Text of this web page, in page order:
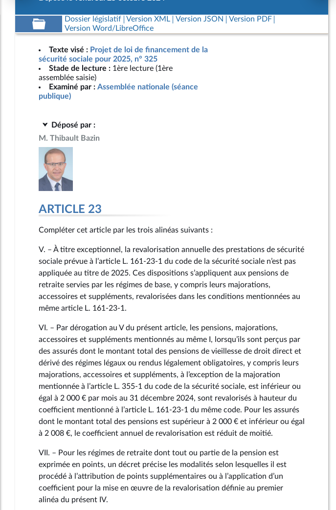
23 octobre 2024
24 octobre 2024
24 octobre 2024
25 octobre 2024
24 octobre 2024
12 octobre 2024
23 octobre 2024
25 octobre 2024
24 octobre 2024
12 octobre 2024
24 octobre 2024
24 octobre 2024
Dossier législatif Version XML Version JSON
Version PDF
Version Word/LibreOffice
Texte visé : Projet de loi de financement de la
sécurité sociale pour 2025, n° 325
Stade de lecture : 1ère lecture (1ère
assemblée saisie)
Examiné par : Assemblée nationale (séance
publique)
Déposé par :
M. Thibault Bazin
ARTICLE 23
Compléter cet article par les trois alinéas suivants :
V. – À titre exceptionnel, la revalorisation annuelle des prestations de sécurité
sociale prévue à l’article L. 161‑23‑1 du code de la sécurité sociale n’est pas
appliquée au titre de 2025. Ces dispositions s’appliquent aux pensions de
retraite servies par les régimes de base, y compris leurs majorations,
accessoires et suppléments, revalorisées dans les conditions mentionnées au
même article L. 161‑23‑1.
VI. – Par dérogation au V du présent article, les pensions, majorations,
accessoires et suppléments mentionnés au même I, lorsqu’ils sont perçus par
des assurés dont le montant total des pensions de vieillesse de droit direct et
dérivé des régimes légaux ou rendus légalement obligatoires, y compris leurs
majorations, accessoires et suppléments, à l’exception de la majoration
mentionnée à l’article L. 355‑1 du code de la sécurité sociale, est inférieur ou
égal à 2 000 € par mois au 31 décembre 2024, sont revalorisés à hauteur du
coefficient mentionné à l’article L. 161‑23‑1 du même code. Pour les assurés
dont le montant total des pensions est supérieur à 2 000 € et inférieur ou égal
à 2 008 €, le coefficient annuel de revalorisation est réduit de moitié.
VII. – Pour les régimes de retraite dont tout ou partie de la pension est
exprimée en points, un décret précise les modalités selon lesquelles il est
procédé à l’attribution de points supplémentaires ou à l’application d’un
coefficient pour la mise en œuvre de la revalorisation définie au premier
alinéa du présent IV.